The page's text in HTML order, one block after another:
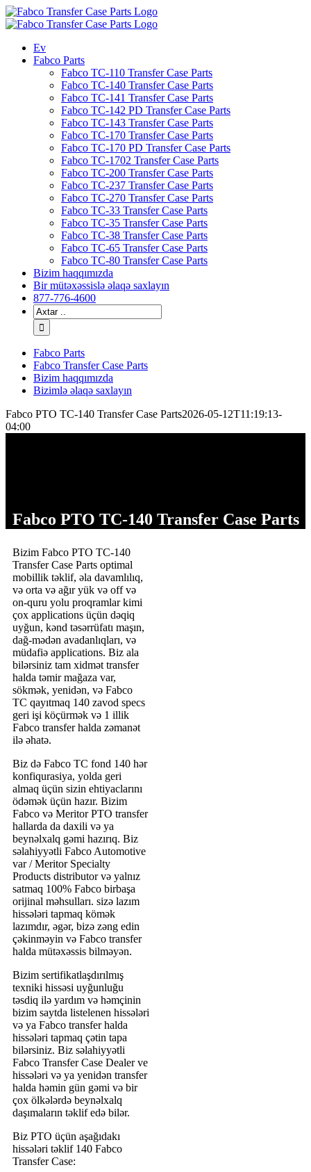
Tərkibindəkinə
keçid
Ev
Fabco Parts
Fabco TC-110 Transfer Case Parts
Fabco TC-140 Transfer Case Parts
Fabco TC-141 Transfer Case Parts
Fabco TC-142 PD Transfer Case Parts
Fabco TC-143 Transfer Case Parts
Fabco TC-170 Transfer Case Parts
Fabco TC-170 PD Transfer Case Parts
Fabco TC-1702 Transfer Case Parts
Fabco TC-200 Transfer Case Parts
Fabco TC-237 Transfer Case Parts
Fabco TC-270 Transfer Case Parts
Fabco TC-33 Transfer Case Parts
Fabco TC-35 Transfer Case Parts
Fabco TC-38 Transfer Case Parts
Fabco TC-65 Transfer Case Parts
Fabco TC-80 Transfer Case Parts
Bizim haqqımızda
Bir mütəxəssislə əlaqə saxlayın
877-776-4600
Axtarmaq:
Fabco Parts
Fabco Transfer Case Parts
Bizim haqqımızda
Bizimlə əlaqə saxlayın
Fabco PTO TC-140 Transfer Case Parts2026-05-12T11:19:13-
04:00
Fabco PTO TC-140 Transfer Case Parts
Bizim Fabco PTO TC-140
Transfer Case Parts optimal
mobillik təklif, əla davamlılıq,
və orta və ağır yük və off və
on-quru yolu proqramlar kimi
çox applications üçün dəqiq
uyğun, kənd təsərrüfatı maşın,
dağ-mədən avadanlıqları, və
müdafiə applications. Biz ala
bilərsiniz tam xidmət transfer
halda təmir mağaza var,
sökmək, yenidən, və Fabco
TC qayıtmaq 140 zavod specs
geri işi köçürmək və 1 illik
Fabco transfer halda zəmanət
ilə əhatə.
Biz də Fabco TC fond 140 hər
konfiqurasiya, yolda geri
almaq üçün sizin ehtiyaclarını
ödəmək üçün hazır. Bizim
Fabco və Meritor PTO transfer
hallarda da daxili və ya
beynəlxalq gəmi hazırıq. Biz
səlahiyyətli Fabco Automotive
var / Meritor Specialty
Products distributor və yalnız
satmaq 100% Fabco birbaşa
orijinal məhsulları. sizə lazım
hissələri tapmaq kömək
lazımdır, əgər, bizə zəng edin
çəkinməyin və Fabco transfer
halda mütəxəssis bilməyən.
Bizim sertifikatlaşdırılmış
texniki hissəsi uyğunluğu
təsdiq ilə yardım və həmçinin
bizim saytda listelenen hissələri
və ya Fabco transfer halda
hissələri tapmaq çətin tapa
bilərsiniz. Biz səlahiyyətli
Fabco Transfer Case Dealer ve
hissələri və ya yenidən transfer
halda həmin gün gəmi və bir
çox ölkələrdə beynəlxalq
daşımaların təklif edə bilər.
Biz PTO üçün aşağıdakı
hissələri təklif 140 Fabco
Transfer Case: